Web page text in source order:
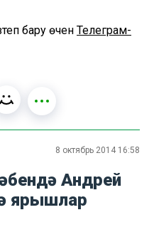
бару өчен Телеграм-
8 октябрь 2014 16:58
Андрей
ярышлар